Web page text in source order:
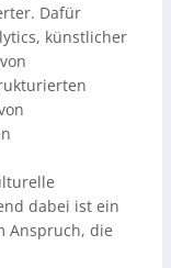
Dafür
künstlicher
dabei ist ein
Anspruch, die